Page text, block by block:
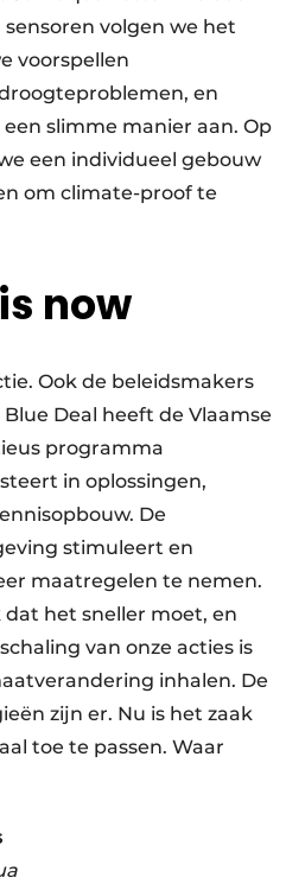
volgen we het
voorspellen
en
slimme manier aan. Op
een individueel gebouw
om climate-proof te
now
Ook de beleidsmakers
Deal heeft de Vlaamse
programma
in oplossingen,
De
stimuleert en
maatregelen te nemen.
het sneller moet, en
van onze acties is
inhalen. De
zijn er. Nu is het zaak
toe te passen. Waar